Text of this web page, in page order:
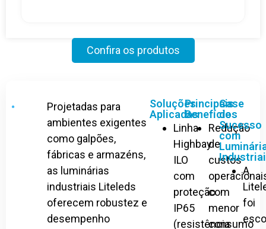
Confira os produtos
Projetadas para
ambientes exigentes
como galpões,
fábricas e armazéns,
as luminárias
industriais Liteleds
oferecem robustez e
desempenho
Soluções
Aplicadas
Linha
Highbay
ILO
com
proteção
IP65
(resistência
Principais
Benefícios
Redução
de
custos
com
menor
consumo
Case
de
Sucesso
com
A
foi